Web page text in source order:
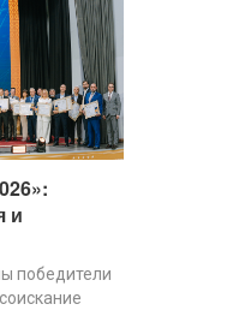
и
победители